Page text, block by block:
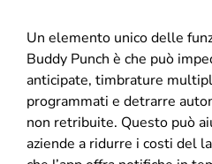
Un elemento unico delle
Buddy Punch è che può
anticipate, timbrature
programmati e detrarre
non retribuite. Questo può
aziende a ridurre i costi del